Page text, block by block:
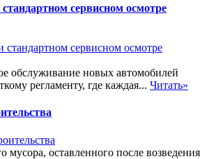
сервисном осмотре
обслуживание новых автомобилей
регламенту, где каждая... Читать»
мусора, оставленного после возведения